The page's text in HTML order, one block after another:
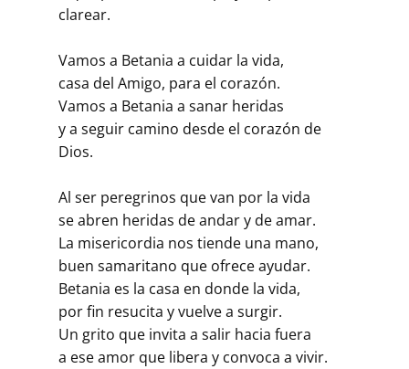
clarear.
Vamos a Betania a cuidar la vida,
casa del Amigo, para el corazón.
Vamos a Betania a sanar heridas
y a seguir camino desde el corazón de
Dios.
Al ser peregrinos que van por la vida
se abren heridas de andar y de amar.
La misericordia nos tiende una mano,
buen samaritano que ofrece ayudar.
Betania es la casa en donde la vida,
por fin resucita y vuelve a surgir.
Un grito que invita a salir hacia fuera
a ese amor que libera y convoca a vivir.